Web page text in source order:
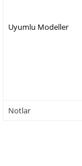
Uyumlu Modeller
Notlar